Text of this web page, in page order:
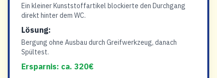
Ein kleiner Kunststoffartikel blockierte den Durchgang
direkt hinter dem WC.
Lösung:
Bergung ohne Ausbau durch Greifwerkzeug, danach
Spültest.
Ersparnis: ca. 320€